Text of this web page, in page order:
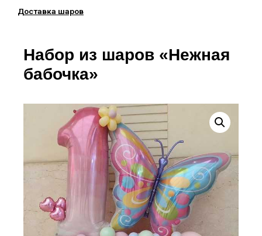
Доставка шаров
Набор из шаров «Нежная
бабочка»